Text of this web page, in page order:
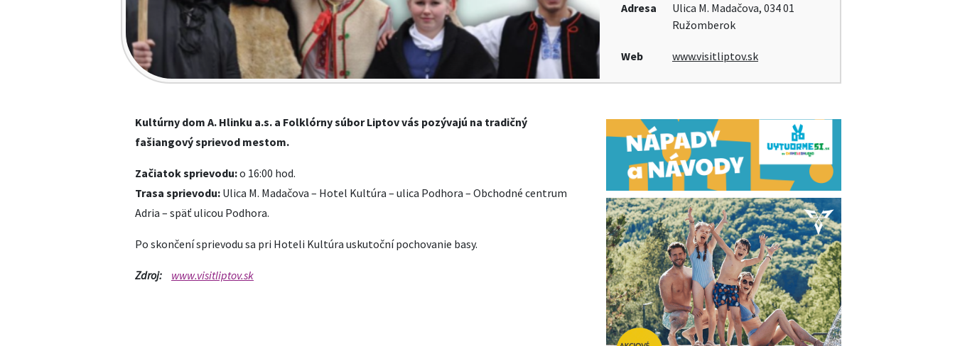
Adresa
Ulica M. Madačova, 034 01
Ružomberok
Web www.visitliptov.sk
Kultúrny dom A. Hlinku a.s. a Folklórny súbor Liptov vás pozývajú na tradičný
fašiangový sprievod mestom.
Začiatok sprievodu:o 16:00 hod.
Trasa sprievodu: Ulica M. Madačova – Hotel Kultúra – ulica Podhora – Obchodné centrum
Adria – späť ulicou Podhora.
Po skončení sprievodu sa pri Hoteli Kultúra uskutoční pochovanie basy.
Zdroj: www.visitliptov.sk